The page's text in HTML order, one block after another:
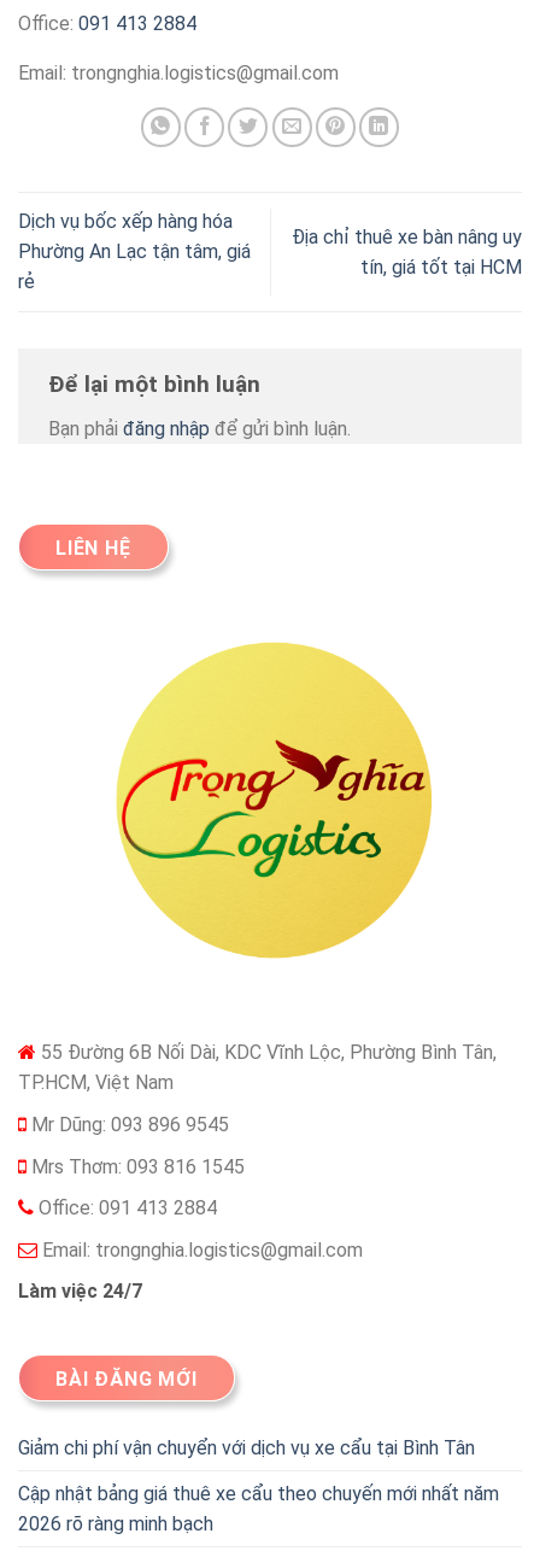
Office: 091 413 2884
Email: trongnghia.logistics@gmail.com
Dịch vụ bốc xếp hàng hóa
Phường An Lạc tận tâm, giá
rẻ
Địa chỉ thuê xe bàn nâng uy
tín, giá tốt tại HCM
Để lại một bình luận
Bạn phải đăng nhập để gửi bình luận.
LIÊN HỆ
55 Đường 6B Nối Dài, KDC Vĩnh Lộc, Phường Bình Tân,
TP.HCM, Việt Nam
Mr Dũng: 093 896 9545
Mrs Thơm: 093 816 1545
Office: 091 413 2884
Email: trongnghia.logistics@gmail.com
Làm việc 24/7
BÀI ĐĂNG MỚI
Giảm chi phí vận chuyển với dịch vụ xe cẩu tại Bình Tân
Cập nhật bảng giá thuê xe cẩu theo chuyến mới nhất năm
2026 rõ ràng minh bạch